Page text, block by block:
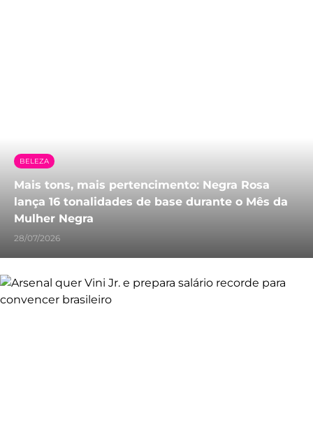
BELEZA
Mais tons, mais pertencimento: Negra Rosa
lança 16 tonalidades de base durante o Mês da
Mulher Negra
28/07/2026